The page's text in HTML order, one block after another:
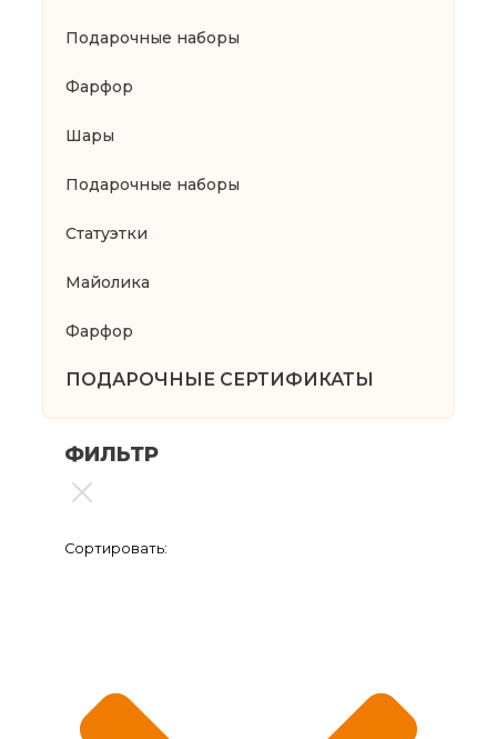
Подарочные наборы
Фарфор
Шары
Подарочные наборы
Статуэтки
Майолика
Фарфор
ПОДАРОЧНЫЕ СЕРТИФИКАТЫ
ФИЛЬТР
Сортировать: